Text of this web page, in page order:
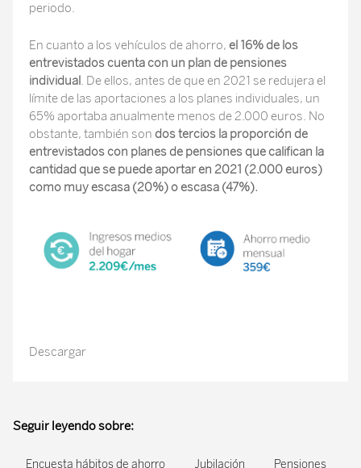
periodo.
En cuanto a los vehículos de ahorro, el 16% de los
entrevistados cuenta con un plan de pensiones
individual. De ellos, antes de que en 2021 se redujera el
límite de las aportaciones a los planes individuales, un
65% aportaba anualmente menos de 2.000 euros. No
obstante, también son dos tercios la proporción de
entrevistados con planes de pensiones que califican la
cantidad que se puede aportar en 2021 (2.000 euros)
como muy escasa (20%) o escasa (47%).
Descargar
Seguir leyendo sobre:
Encuesta hábitos de ahorro Jubilación Pensiones